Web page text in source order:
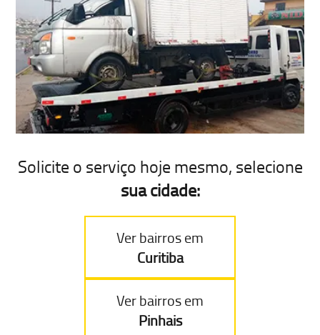
Solicite o serviço hoje mesmo, selecione
sua cidade:
Ver bairros em
Curitiba
Ver bairros em
Pinhais